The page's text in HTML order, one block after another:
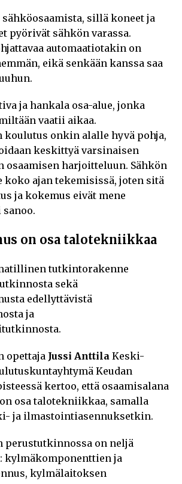
sillä koneet ja
pyörivät sähkön varassa.
automaatiotakin on
eikä senkään kanssa saa
ja hankala osa-alue, jonka
vaatii aikaa.
koulutus onkin alalle hyvä pohja,
keskittyä varsinaisen
harjoitteluun. Sähkön
koko ajan tekemisissä, joten sitä
ja kokemus eivät mene
on osa talotekniikkaa
tutkintorakenne
sekä
edellyttävistä
ja
opettaja Jussi Anttila Keski-
Keudan
kertoo, että osaamisalana
osa talotekniikkaa, samalla
ja ilmastointiasennuksetkin.
perustutkinnossa on neljä
kylmäkomponenttien ja
kylmälaitoksen